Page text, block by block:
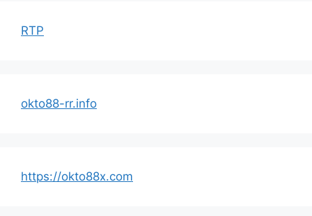
RTP
okto88-rr.info
https://okto88x.com